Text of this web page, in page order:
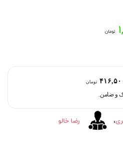
تومانقیمت
تومان
، رضا خالو